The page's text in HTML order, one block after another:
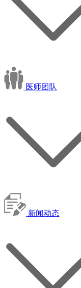
医师团队
新闻动态